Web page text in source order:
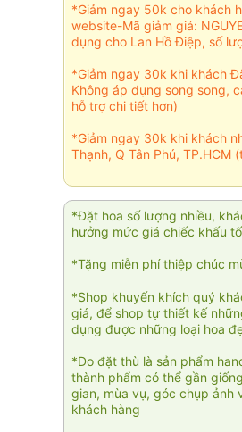
*Giảm ngay 50k cho khách
website-Mã giảm giá:
dụng cho Lan Hồ Điệp, số
*Giảm ngay 30k khi khách
Không áp dụng song song,
hỗ trợ chi tiết hơn)
*Giảm ngay 30k khi khách
Thạnh, Q Tân Phú, TP.HCM
*Đặt hoa số lượng nhiều,
hưởng mức giá chiếc khấu
*Tặng miễn phí thiệp chúc
*Shop khuyến khích quý
giá, để shop tự thiết kế
dụng được những loại hoa
*Do đặt thù là sản phẩm
thành phẩm có thể gần
gian, mùa vụ, góc chụp ảnh
khách hàng